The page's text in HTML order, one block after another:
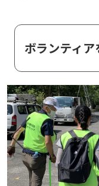
ボランティア